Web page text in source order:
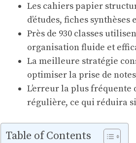
Les cahiers papier
d’études, fiches
Près de 930 classes
organisation fluide et
La meilleure stratégie
optimiser la prise de
L’erreur la plus
régulière, ce qui réduira
Table of Contents